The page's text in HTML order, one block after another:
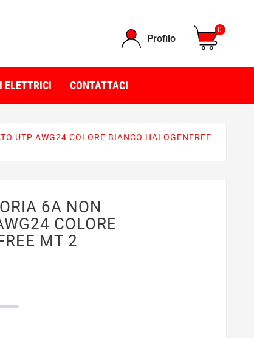
Profilo
0
ELETTRICI CONTATTACI
UTP AWG24 COLORE BIANCO HALOGENFREE
6A NON
COLORE
MT 2